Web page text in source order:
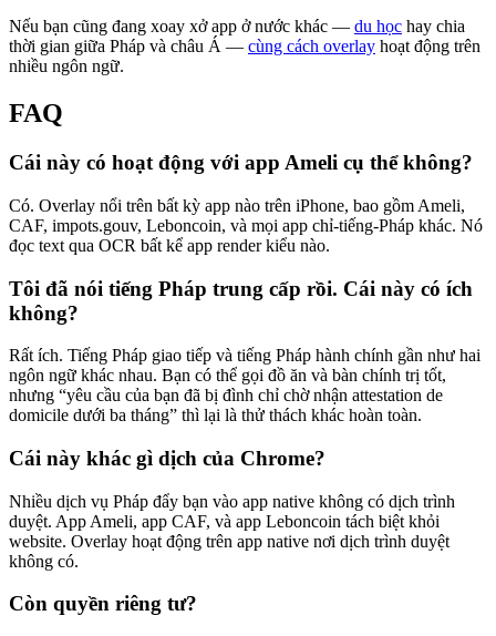
Nếu bạn cũng đang xoay xở app ở nước khác — du học hay chia
thời gian giữa Pháp và châu Á — cùng cách overlay hoạt động trên
nhiều ngôn ngữ.
FAQ
Cái này có hoạt động với app Ameli cụ thể không?
Có. Overlay nổi trên bất kỳ app nào trên iPhone, bao gồm Ameli,
CAF, impots.gouv, Leboncoin, và mọi app chỉ-tiếng-Pháp khác. Nó
đọc text qua OCR bất kể app render kiểu nào.
Tôi đã nói tiếng Pháp trung cấp rồi. Cái này có ích
không?
Rất ích. Tiếng Pháp giao tiếp và tiếng Pháp hành chính gần như hai
ngôn ngữ khác nhau. Bạn có thể gọi đồ ăn và bàn chính trị tốt,
nhưng “yêu cầu của bạn đã bị đình chỉ chờ nhận attestation de
domicile dưới ba tháng” thì lại là thử thách khác hoàn toàn.
Cái này khác gì dịch của Chrome?
Nhiều dịch vụ Pháp đẩy bạn vào app native không có dịch trình
duyệt. App Ameli, app CAF, và app Leboncoin tách biệt khỏi
website. Overlay hoạt động trên app native nơi dịch trình duyệt
không có.
Còn quyền riêng tư?